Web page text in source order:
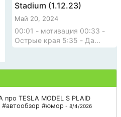
Stadium (1.12.23)
Май 20, 2024
00:01 - мотивация 00:33 -
Острые края 5:35 - Да...
TESLA MODEL S PLAID
#автообзор #юмор - 8/4/2026